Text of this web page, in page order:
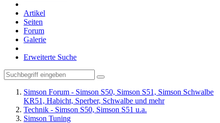
Artikel
Seiten
Forum
Galerie
Erweiterte Suche
Simson Forum - Simson S50, Simson S51, Simson Schwalbe
KR51, Habicht, Sperber, Schwalbe und mehr
Technik - Simson S50, Simson S51 u.a.
Simson Tuning